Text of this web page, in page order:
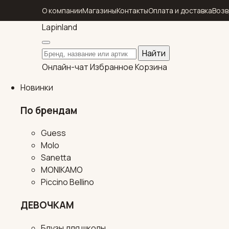
О компанииМагазиныКонтактыОплата и доставка
Lapinland
Поиск по каталогу
Найти
Онлайн-чатИзбранноеКорзина
Новинки
По брендам
Guess
Molo
Sanetta
MONIKAMO
Piccino Bellino
ДЕВОЧКАМ